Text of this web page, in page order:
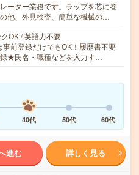
ーター業務です。ラップを芯に巻
他、外見検査、簡単な機械の…
OK / 英語力不要
前登録だけでもOK！履歴書不要
★氏名・職種などを入力す…
40代 50代 60代
進む 詳しく見る